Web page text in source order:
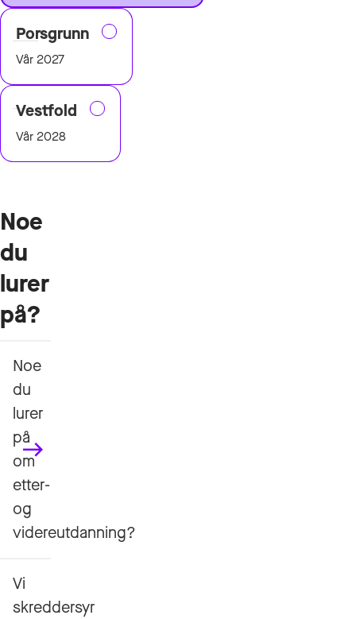
Porsgrunn
Vår 2027
Vestfold
Vår 2028
Emneplan
Noe
du
lurer
på?
Noe
du
lurer
på
om
etter-
og
videreutdanning?
Vi
skreddersyr